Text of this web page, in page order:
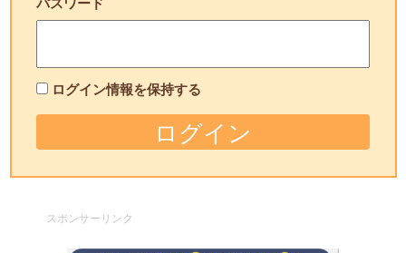
ログイン情報を保持する
スポンサーリンク